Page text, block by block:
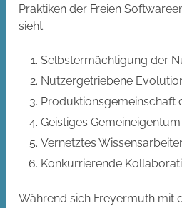
Praktiken der Freien
sieht:
Selbstermächtigung der
Nutzergetriebene
Produktionsgemeinschaft
Geistiges Gemeineigentum
Vernetztes
Konkurrierende
Während sich Freyermuth mit